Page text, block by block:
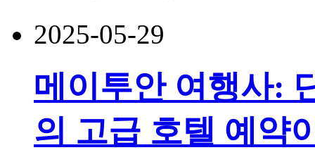
2025-05-29
메이투안 여행사:
의 고급 호텔 예약